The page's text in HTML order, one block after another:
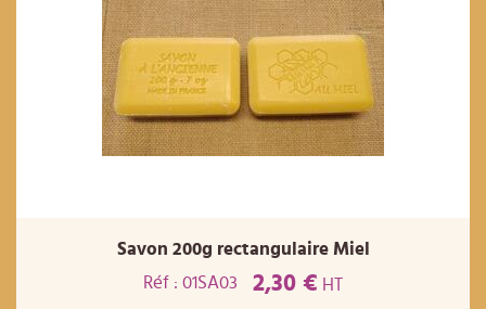
Savon 200g rectangulaire Miel
Réf : 01SA03
2,30 € HT